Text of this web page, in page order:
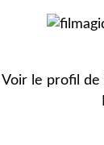
Voir le profil de